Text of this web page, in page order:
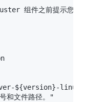
组件之前提示您输
${version}-
和文件路径。"